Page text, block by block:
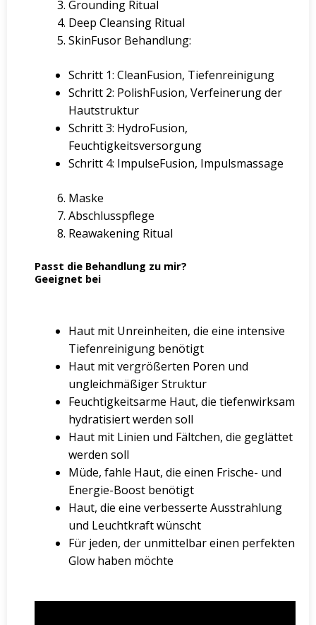
Grounding Ritual
Deep Cleansing Ritual
SkinFusor Behandlung:
Schritt 1: CleanFusion, Tiefenreinigung
Schritt 2: PolishFusion, Verfeinerung der
Hautstruktur
Schritt 3: HydroFusion,
Feuchtigkeitsversorgung
Schritt 4: ImpulseFusion, Impulsmassage
Maske
Abschlusspflege
Reawakening Ritual
Passt die Behandlung zu mir?
Geeignet bei
Haut mit Unreinheiten, die eine intensive
Tiefenreinigung benötigt
Haut mit vergrößerten Poren und
ungleichmäßiger Struktur
Feuchtigkeitsarme Haut, die tiefenwirksam
hydratisiert werden soll
Haut mit Linien und Fältchen, die geglättet
werden soll
Müde, fahle Haut, die einen Frische- und
Energie-Boost benötigt
Haut, die eine verbesserte Ausstrahlung
und Leuchtkraft wünscht
Für jeden, der unmittelbar einen perfekten
Glow haben möchte